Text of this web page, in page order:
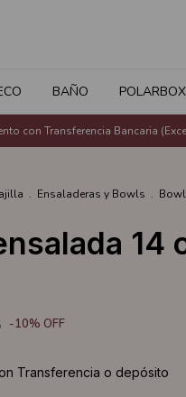
BAÑO POLARBOX
con Transferencia Bancaria
. Ensaladeras y Bowls .
14
-10% OFF
Transferencia o depósito